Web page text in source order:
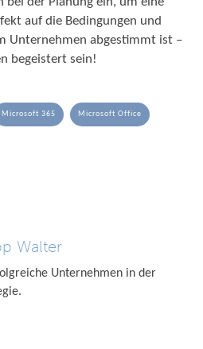
auf die Bedingungen und
Unternehmen abgestimmt ist –
begeistert sein!
Microsoft 365 Microsoft Office
Walter
Unternehmen in der